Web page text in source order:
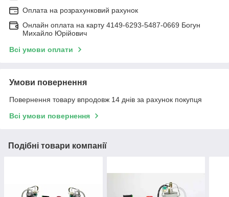
Оплата на розрахунковий рахунок
Онлайн оплата на карту 4149-6293-5487-0669 Богун
Михайло Юрійович
Всі умови оплати
Умови повернення
Повернення товару впродовж 14 днів за рахунок покупця
Всі умови повернення
Подібні товари компанії